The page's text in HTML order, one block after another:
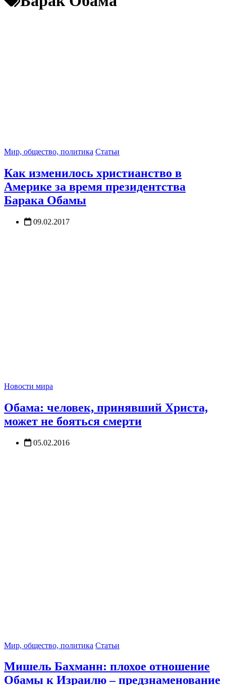
Мир, общество, политика Статьи
Как изменилось христианство в
Америке за время президентства
Барака Обамы
09.02.2017
Новости мира
Обама: человек, принявший Христа,
может не бояться смерти
05.02.2016
Мир, общество, политика Статьи
Мишель Бахманн: плохое отношение
Обамы к Израилю – предзнаменование